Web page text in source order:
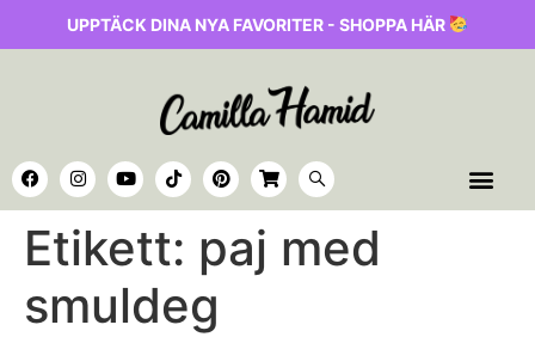
UPPTÄCK DINA NYA FAVORITER - SHOPPA HÄR
Etikett: paj med
smuldeg